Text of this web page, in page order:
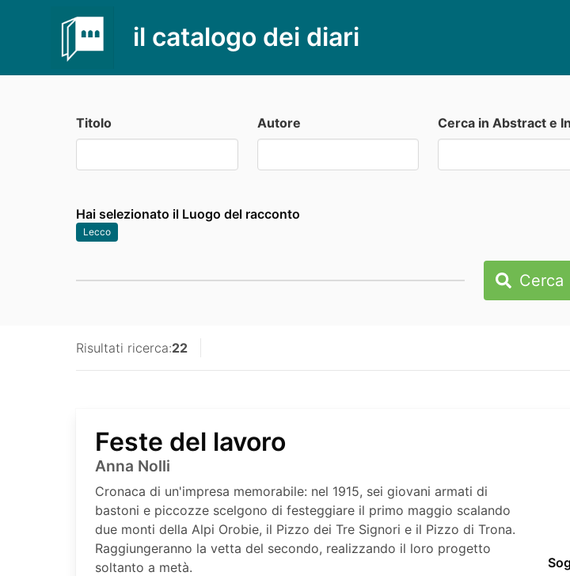
il catalogo dei diari
Titolo Autore Cerca in Abstract e
Hai selezionato il Luogo del racconto
Lecco
Cerca
Risultati ricerca:22
Feste del lavoro
Anna Nolli
Cronaca di un'impresa memorabile: nel 1915, sei giovani armati di
bastoni e piccozze scelgono di festeggiare il primo maggio scalando
due monti della Alpi Orobie, il Pizzo dei Tre Signori e il Pizzo di Trona.
Raggiungeranno la vetta del secondo, realizzando il loro progetto
soltanto a metà.